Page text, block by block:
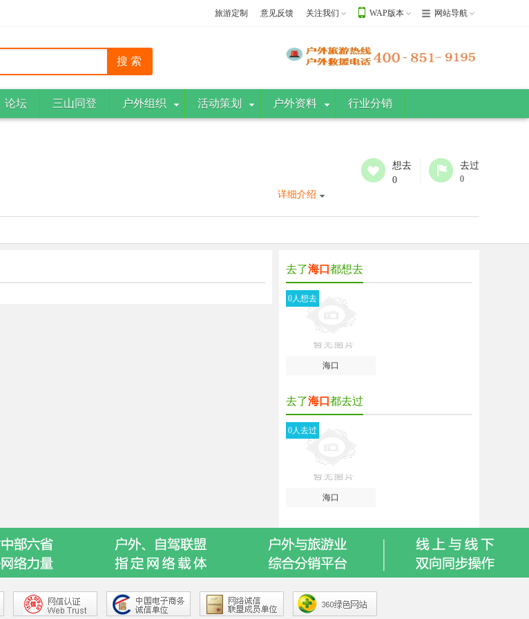
旅游定制 意见反馈 关注我们 WAP版本 网站导航
论坛 三山同登 户外组织 活动策划 户外资料 行业分销
想去
0
去过
0
详细介绍
去了海口 都想去
海口
0人想去
去了海口 都去过
海口
0人去过